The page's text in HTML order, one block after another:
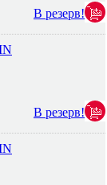
В резерв!
В резерв!